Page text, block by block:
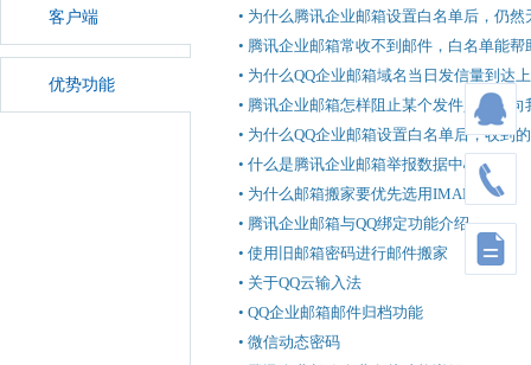
客户端
优势功能
• 为什么腾讯企业邮箱设置白名单后，仍
• 腾讯企业邮箱常收不到邮件，白名单能帮
• 为什么QQ企业邮箱域名当日发信量到达
• 腾讯企业邮箱怎样阻止某个发件人继续
• 为什么QQ企业邮箱设置白名单后，收到
• 什么是腾讯企业邮箱举报数据中心？
• 为什么邮箱搬家要优先选用IMAP方式?
• 腾讯企业邮箱与QQ绑定功能介绍
• 使用旧邮箱密码进行邮件搬家
• 关于QQ云输入法
• QQ企业邮箱邮件归档功能
• 微信动态密码